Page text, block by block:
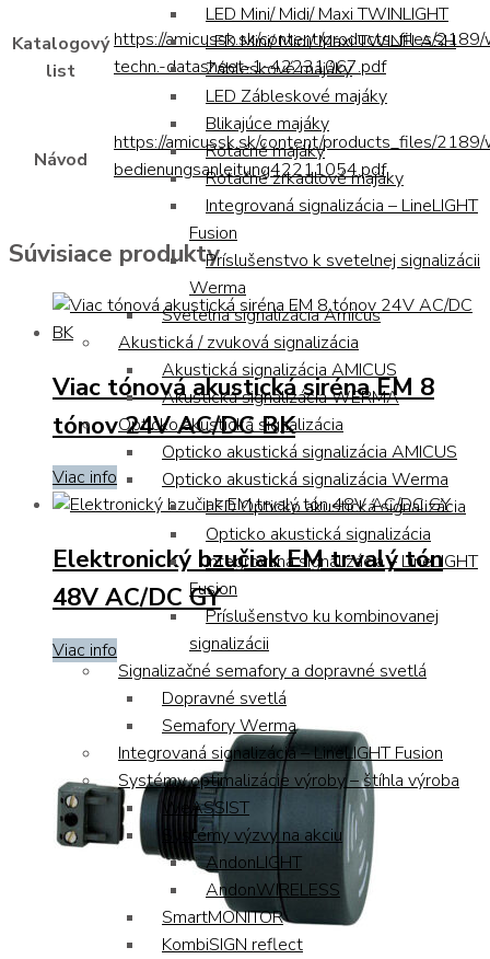
LED Mini/ Midi/ Maxi TWINLIGHT
LED Mini/ Midi/ Maxi TWINFLASH
Zábleskové majáky
LED Zábleskové majáky
Blikajúce majáky
Rotačné majáky
Rotačné zrkadlové majáky
Integrovaná signalizácia – LineLIGHT
Fusion
Príslušenstvo k svetelnej signalizácii
Werma
Svetelná signalizácia Amicus
Akustická / zvuková signalizácia
Akustická signalizácia AMICUS
Akustická signalizácia WERMA
Opticko akustická signalizácia
Opticko akustická signalizácia AMICUS
Opticko akustická signalizácia Werma
LED Opticko akustická signalizácia
Opticko akustická signalizácia
Integrovaná signalizácia – LineLIGHT
Fusion
Príslušenstvo ku kombinovanej
signalizácii
Signalizačné semafory a dopravné svetlá
Dopravné svetlá
Semafory Werma
Integrovaná signalizácia – LineLIGHT Fusion
Systémy optimalizácie výroby – štíhla výroba
WeASSIST
Systémy výzvy na akciu
AndonLIGHT
AndonWIRELESS
SmartMONITOR
KombiSIGN reflect
Katalogový
list
https://amicussk.sk/content/products_files/
techn.-datasheet-1-42231067.pdf
Návod
https://amicussk.sk/content/products_files/
bedienungsanleitung42211054.pdf
Súvisiace produkty
Viac tónová akustická siréna EM 8
tónov 24V AC/DC BK
Viac info
Elektronický bzučiak EM trvalý tón
48V AC/DC GY
Viac info